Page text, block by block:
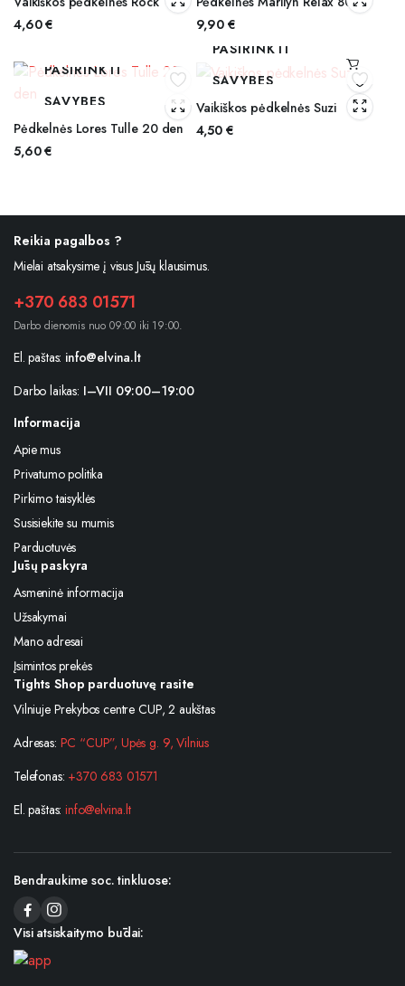
4,60€
9,90 €
PASIRINKTI
SAVYBES
Pėdkelnės Lores Tulle 20 den
5,60€
PASIRINKTI
SAVYBES
Vaikiškos pėdkelnės Suzi
4,50 €
Reikia pagalbos ?
Mielai atsakysime į visus Jūsų klausimus.
+370 683 01571
Darbo dienomis nuo 09:00 iki 19:00.
El. paštas: info@elvina.lt
Darbo laikas: I–VII 09:00–19:00
Informacija
Apie mus
Privatumo politika
Pirkimo taisyklės
Susisiekite su mumis
Parduotuvės
Jūsų paskyra
Asmeninė informacija
Užsakymai
Mano adresai
Įsimintos prekės
Tights Shop parduotuvę rasite
Vilniuje Prekybos centre CUP, 2 aukštas
Adresas: PC “CUP”, Upės g. 9, Vilnius
Telefonas: +370 683 01571
El. paštas:info@elvina.lt
Bendraukime soc. tinkluose:
Visi atsiskaitymo būdai: